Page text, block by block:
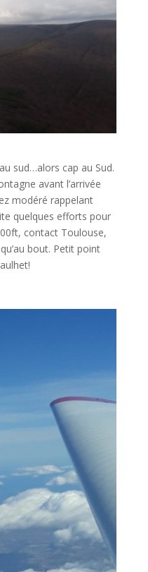
sud…alors cap au Sud.
avant l’arrivée
modéré rappelant
quelques efforts pour
contact Toulouse,
bout. Petit point